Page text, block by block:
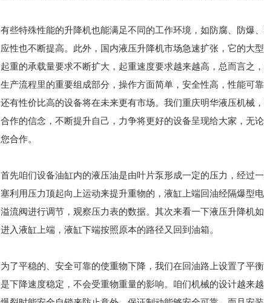
有些特殊性能的升降机也能满足不同的工作环境，如防腐、防爆
应性也不断提高。此外，国内液压升降机市场急速扩张，它的大
起重的承载量要求不断扩大，起重速度要求越来越高，总而言之
生产流程里的重要组成部分，操作方面简单，安全性高，性能可
还有性价比高的设备将在未来更有市场。我们重庆明华液压机械
合作的信念，不断提升自己，力争将更好的设备呈现给大家，无
您合作。
首先咱们设备油缸内的液压油是由叶片泵形成一定的压力，经过
塞利用压力顶起向上运动来提升重物的，液缸上端回油经隔爆型
溢流阀进行调节，观察压力表的数据。其次来看一下液压升降机
进入液缸上端，液缸下端按照原本的路径又回到油箱。
为了平稳的、安全可靠的使重物下降，我们在回油路上设置了平
是下降速度稳定，不会受重物重量的影响。咱们机械的设计越来